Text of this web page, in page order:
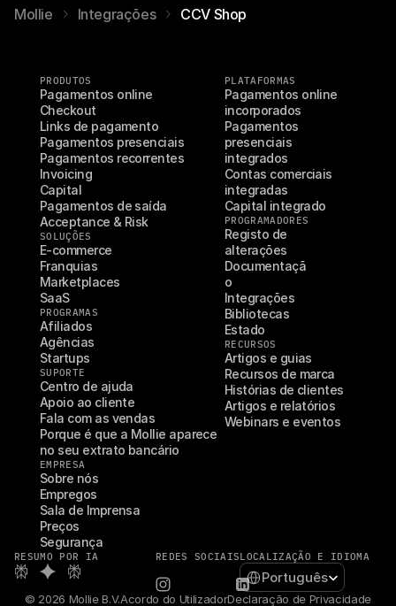
Mollie Integrações CCV Shop
PRODUTOS
Pagamentos online
Checkout
Links de pagamento
Pagamentos presenciais
Pagamentos recorrentes
Invoicing
Capital
Pagamentos de saída
Acceptance & Risk
SOLUÇÕES
E-commerce
Franquias
Marketplaces
SaaS
PROGRAMAS
Afiliados
Agências
Startups
SUPORTE
Centro de ajuda
Apoio ao cliente
Fala com as vendas
Porque é que a Mollie aparece
no seu extrato bancário
EMPRESA
Sobre nós
Empregos
Sala de Imprensa
Preços
Segurança
PLATAFORMAS
Pagamentos online
incorporados
Pagamentos
presenciais
integrados
Contas comerciais
integradas
Capital integrado
PROGRAMADORES
Registo de
alterações
Documentaçã
o
Integrações
Bibliotecas
Estado
RECURSOS
Artigos e guias
Recursos de marca
Histórias de clientes
Artigos e relatórios
Webinars e eventos
RESUMO POR IA REDES SOCIAISLOCALIZAÇÃO E IDIOMA
Select Language
Português
© 2026 Mollie B.V.Acordo do UtilizadorDeclaração de Privacidade